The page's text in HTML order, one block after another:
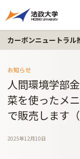
カーボンニュートラル
お知らせ
人間環境学部
菜を使ったメ
で販売します
2025年12月10日